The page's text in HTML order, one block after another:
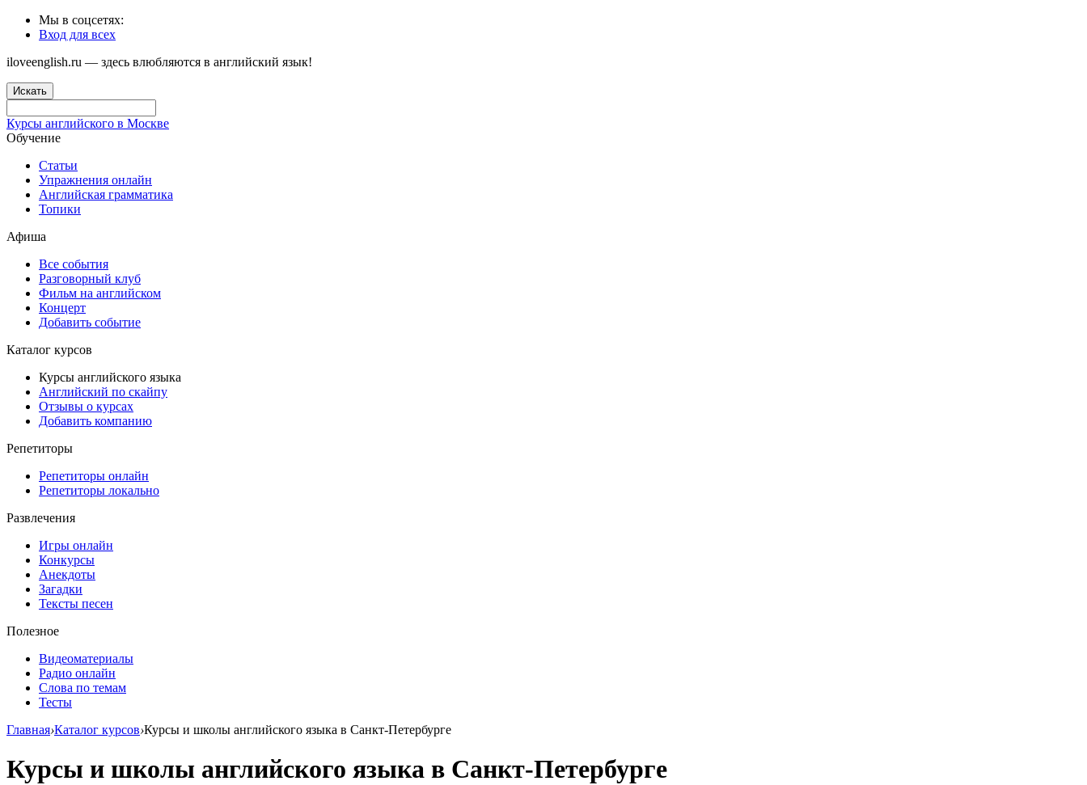
Мы в соцсетях:
Вход для всех
iloveenglish.ru — здесь влюбляются в английский язык!
Искать
Курсы английского в Москве
Обучение
Статьи
Упражнения онлайн
Английская грамматика
Топики
Афиша
Все события
Разговорный клуб
Фильм на английском
Концерт
Добавить событие
Каталог курсов
Курсы английского языка
Английский по скайпу
Отзывы о курсах
Добавить компанию
Репетиторы
Репетиторы онлайн
Репетиторы локально
Развлечения
Игры онлайн
Конкурсы
Анекдоты
Загадки
Тексты песен
Полезное
Видеоматериалы
Радио онлайн
Слова по темам
Тесты
Главная›Каталог курсов›Курсы и школы английского языка в Санкт-Петербурге
Курсы и школы английского языка в Санкт-Петербурге